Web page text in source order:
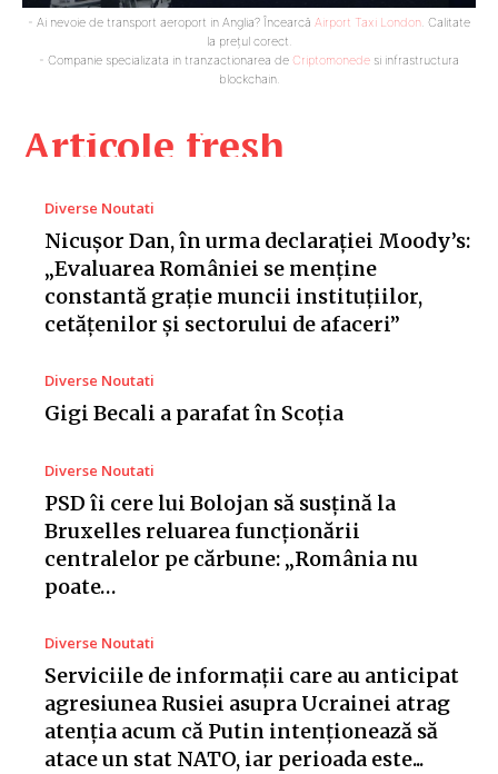
Articole fresh
Diverse Noutati
Nicușor Dan, în urma declarației Moody’s:
„Evaluarea României se menține
constantă grație muncii instituțiilor,
cetățenilor și sectorului de afaceri”
Diverse Noutati
Gigi Becali a parafat în Scoția
Diverse Noutati
PSD îi cere lui Bolojan să susțină la
Bruxelles reluarea funcționării
centralelor pe cărbune: „România nu
poate…
Diverse Noutati
Serviciile de informații care au anticipat
agresiunea Rusiei asupra Ucrainei atrag
atenția acum că Putin intenționează să
atace un stat NATO, iar perioada este...
- Ai nevoie de transport aeroport in Anglia? Încearcă Airport Taxi London. Calitate
la prețul corect.
- Companie specializata in tranzactionarea de Criptomonede si infrastructura
blockchain.